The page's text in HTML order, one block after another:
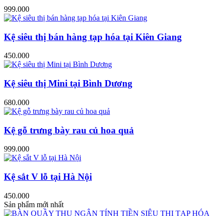
999.000
Kệ siêu thị bán hàng tạp hóa tại Kiên Giang
450.000
Kệ siêu thị Mini tại Bình Dương
680.000
Kệ gỗ trưng bày rau củ hoa quả
999.000
Kệ sắt V lỗ tại Hà Nội
450.000
Sản phẩm mới nhất